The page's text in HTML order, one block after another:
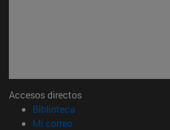
Accesos directos
Biblioteca
Mi correo(abre en nueva ventana)